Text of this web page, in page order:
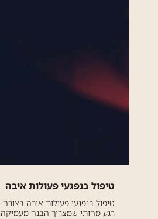
טיפול בנפגעי פעולות איבה
טיפול בנפגעי פעולות איבה בצורה
רגע מהותי שמצריך הבנה